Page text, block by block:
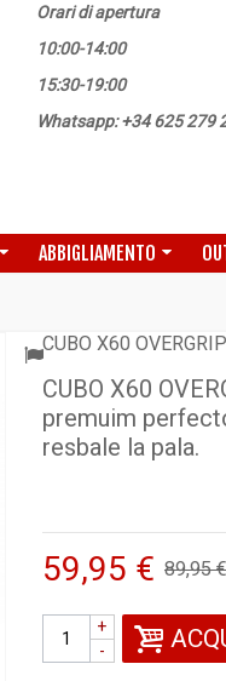
Orari di apertura
10:00-14:00
15:30-19:00
Whatsapp: +34 625 279
ABBIGLIAMENTO
CUBO X60
CUBO X60
premuim
resbale la pala.
59,95 € 89,95 €
-
+